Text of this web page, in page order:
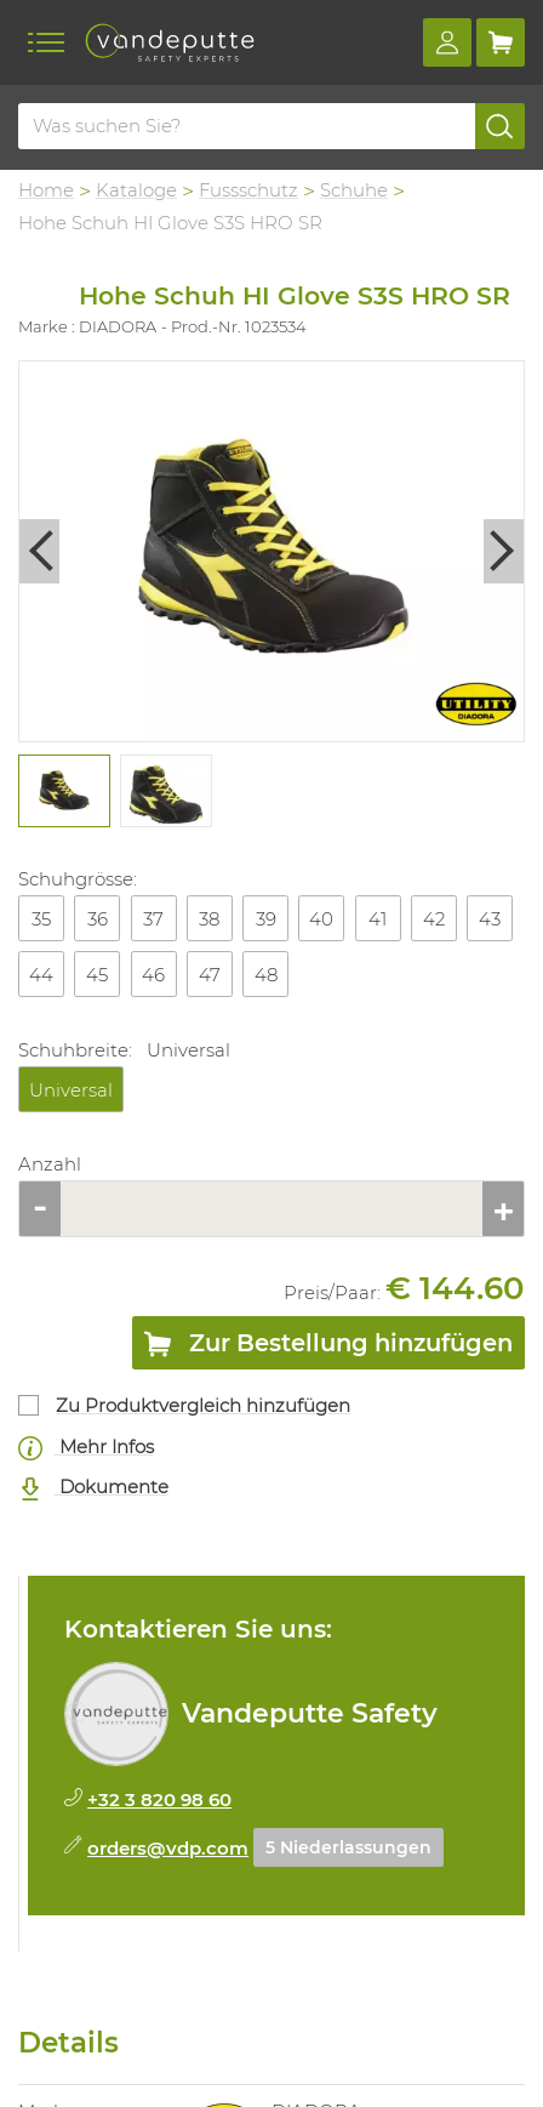
Home Kataloge Fussschutz
Schuhe
Hohe Schuh HI Glove S3S HRO SR
Hohe Schuh HI Glove S3S HRO SR
Marke : DIADORA Prod.-Nr. 1023534
Schuhgrösse:
35
36 37 38 39 40 41 42 43
44 45 46 47 48
Schuhbreite:
Universal
Universal
Anzahl
Preis/Paar: € 144.60
Zur Bestellung hinzufügen
Zu Produktvergleich hinzufügen
Mehr Infos
Dokumente
Kontaktieren Sie uns:
Vandeputte Safety
+32 3 820 98 60
orders@vdp.com 5 Niederlassungen
Details